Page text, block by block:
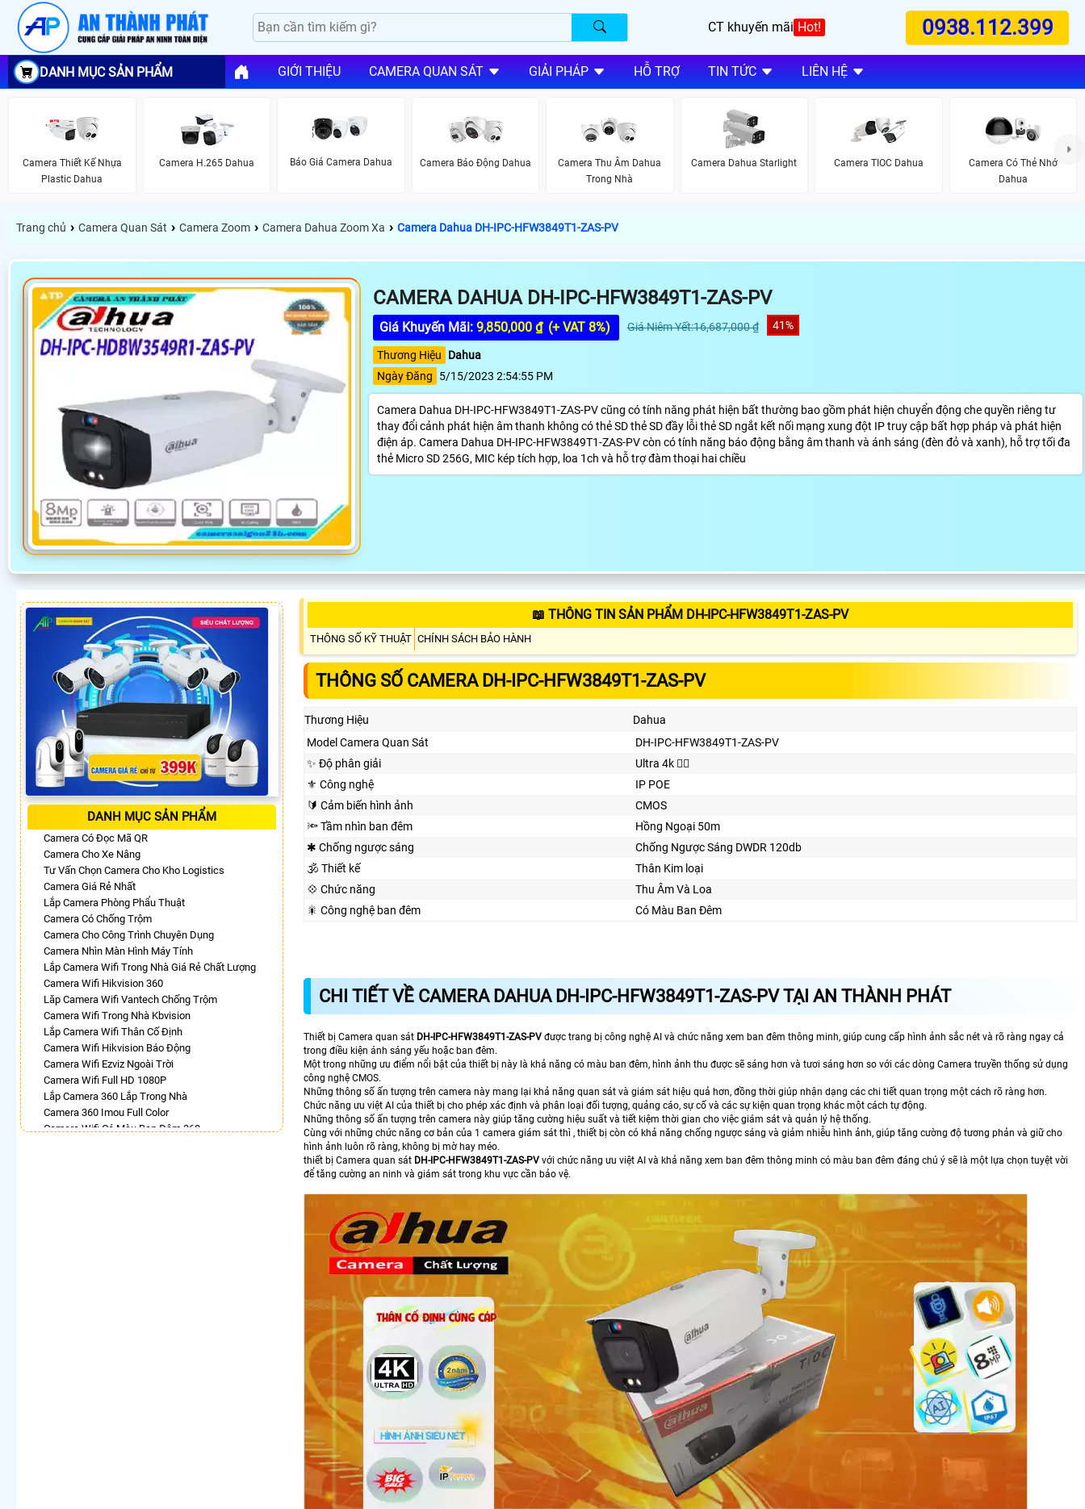
CT khuyến mãi Hot! 0938.112.399
DANH MỤC SẢN PHẨM GIỚI THIỆU CAMERA QUAN SÁT GIẢI PHÁP HỖ TRỢ TIN TỨC LIÊN HỆ
Camera Thiết Kế Nhựa
Plastic Dahua
Camera H.265 Dahua Báo Giá Camera Dahua Camera Báo Động Dahua
Camera Thu Âm Dahua
Trong Nhà
Camera Dahua Starlight Camera TIOC Dahua
Camera Có Thẻ Nhớ
Dahua
Trang chủ › Camera Quan Sát › Camera Zoom › Camera Dahua Zoom Xa › Camera Dahua DH-IPC-HFW3849T1-ZAS-PV
CAMERA DAHUA DH-IPC-HFW3849T1-ZAS-PV
Giá Khuyến Mãi: 9,850,000 ₫ (+ VAT 8%) Giá Niêm Yết:16,687,000 ₫ 41%
Thương Hiệu
Dahua
Ngày Đăng
5/15/2023 2:54:55 PM
Camera Dahua DH-IPC-HFW3849T1-ZAS-PV cũng có tính năng phát hiện bất thường bao gồm phát hiện chuyển động che quyền riêng tư
thay đổi cảnh phát hiện âm thanh không có thẻ SD thẻ SD đầy lỗi thẻ SD ngắt kết nối mạng xung đột IP truy cập bất hợp pháp và phát hiện
điện áp. Camera Dahua DH-IPC-HFW3849T1-ZAS-PV còn có tính năng báo động bằng âm thanh và ánh sáng (đèn đỏ và xanh), hỗ trợ tối đa
thẻ Micro SD 256G, MIC kép tích hợp, loa 1ch và hỗ trợ đàm thoại hai chiều
DANH MỤC SẢN PHẨM
Camera Có Đọc Mã QR
Camera Cho Xe Nâng
Tư Vấn Chọn Camera Cho Kho Logistics
Camera Giá Rẻ Nhất
Lắp Camera Phòng Phẩu Thuật
Camera Có Chống Trộm
Camera Cho Công Trình Chuyên Dụng
Camera Nhìn Màn Hình Máy Tính
Lắp Camera Wifi Trong Nhà Giá Rẻ Chất Lượng
Camera Wifi Hikvision 360
Lăp Camera Wifi Vantech Chống Trộm
Camera Wifi Trong Nhà Kbvision
Lắp Camera Wifi Thân Cố Định
Camera Wifi Hikvision Báo Động
Camera Wifi Ezviz Ngoài Trời
Camera Wifi Full HD 1080P
Lắp Camera 360 Lắp Trong Nhà
Camera 360 Imou Full Color
Camera Wifi Có Màu Ban Đêm 360
📖 THÔNG TIN SẢN PHẨM DH-IPC-HFW3849T1-ZAS-PV
THÔNG SỐ KỸ THUẬT CHÍNH SÁCH BẢO HÀNH
THÔNG SỐ CAMERA DH-IPC-HFW3849T1-ZAS-PV
Thương Hiệu
Dahua
Model Camera Quan Sát
DH-IPC-HFW3849T1-ZAS-PV
✨ Độ phân giải
Ultra 4k 👍🏾
⚜️ Công nghệ
IP POE
🔰 Cảm biến hình ảnh
CMOS
🔦 Tầm nhìn ban đêm
Hồng Ngoại 50m
✱ Chống ngược sáng
Chống Ngược Sáng DWDR 120db
🕉️ Thiết kế
Thân Kim loại
💠 Chức năng
Thu Âm Và Loa
🎇 Công nghệ ban đêm
Có Màu Ban Đêm
CHI TIẾT VỀ CAMERA DAHUA DH-IPC-HFW3849T1-ZAS-PV TẠI AN THÀNH PHÁT
Thiết bị Camera quan sát DH-IPC-HFW3849T1-ZAS-PV được trang bị công nghệ AI và chức năng xem ban đêm thông minh, giúp cung cấp hình ảnh sắc nét và rõ ràng ngay cả
trong điều kiện ánh sáng yếu hoặc ban đêm.
Một trong những ưu điểm nổi bật của thiết bị này là khả năng có màu ban đêm, hình ảnh thu được sẽ sáng hơn và tươi sáng hơn so với các dòng Camera truyền thống sử dụng
công nghệ CMOS.
Những thông số ấn tượng trên camera này mang lại khả năng quan sát và giám sát hiệu quả hơn, đồng thời giúp nhận dạng các chi tiết quan trọng một cách rõ ràng hơn.
Chức năng ưu việt AI của thiết bị cho phép xác định và phân loại đối tượng, quảng cáo, sự cố và các sự kiện quan trọng khác một cách tự động.
Những thông số ấn tượng trên camera này giúp tăng cường hiệu suất và tiết kiệm thời gian cho việc giám sát và quản lý hệ thống.
Cùng với những chức năng cơ bản của 1 camera giám sát thì , thiết bị còn có khả năng chống ngược sáng và giảm nhiễu hình ảnh, giúp tăng cường độ tương phản và giữ cho
hình ảnh luôn rõ ràng, không bị mờ hay méo.
thiết bị Camera quan sát DH-IPC-HFW3849T1-ZAS-PV với chức năng ưu việt AI và khả năng xem ban đêm thông minh có màu ban đêm đáng chú ý sẽ là một lựa chọn tuyệt vời
để tăng cường an ninh và giám sát trong khu vực cần bảo vệ.